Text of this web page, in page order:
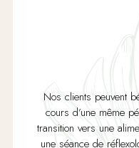
Nos clients peuvent
cours d’une même
transition vers une
une séance de